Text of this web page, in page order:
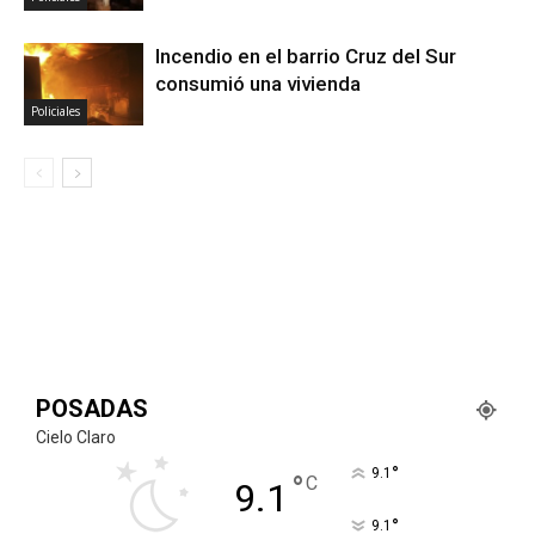
Policiales
Incendio en el barrio Cruz del Sur
consumió una vivienda
POSADAS
Cielo Claro
9.1 °C 9.1 °
9.1 °